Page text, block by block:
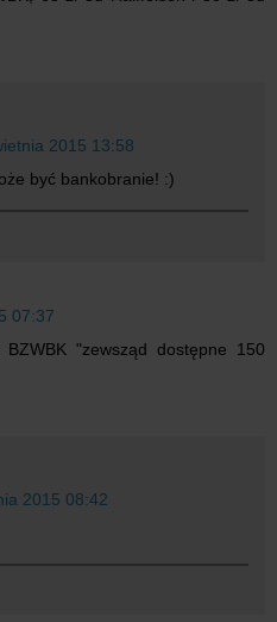
2015 13:58
być bankobranie! :)
07:37
"zewsząd dostępne 150
2015 08:42